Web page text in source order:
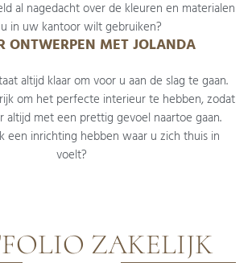
al nagedacht over de kleuren en materialen
in uw kantoor wilt gebruiken?
ONTWERPEN MET JOLANDA
altijd klaar om voor u aan de slag te gaan.
om het perfecte interieur te hebben, zodat
altijd met een prettig gevoel naartoe gaan.
een inrichting hebben waar u zich thuis in
voelt?
ZAKELIJK